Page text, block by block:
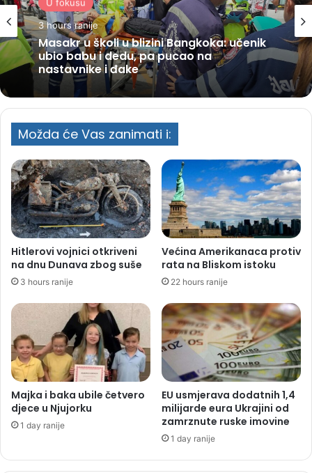
U fokusu
3 hours ranije
Masakr u školi u blizini Bangkoka: učenik
ubio babu i dedu, pa pucao na
nastavnike i đake
Možda će Vas zanimati i:
Hitlerovi vojnici otkriveni
na dnu Dunava zbog suše
3 hours ranije
Većina Amerikanaca protiv
rata na Bliskom istoku
22 hours ranije
Majka i baka ubile četvero
djece u Njujorku
1 day ranije
EU usmjerava dodatnih 1,4
milijarde eura Ukrajini od
zamrznute ruske imovine
1 day ranije